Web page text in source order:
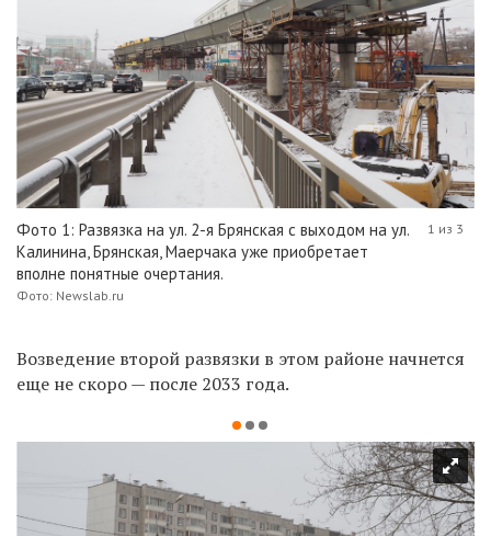
Фото 1: Развязка на ул. 2-я Брянская с выходом на ул.
Калинина, Брянская, Маерчака уже приобретает
вполне понятные очертания.
Фото: Newslab.ru
1 из 3
Возведение второй развязки в этом районе начнется
еще не скоро — после 2033 года.